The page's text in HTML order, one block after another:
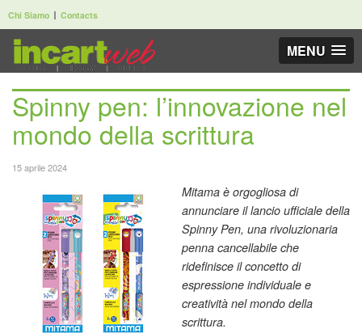
Chi Siamo Contacts
MENU
Spinny pen: l’innovazione nel
mondo della scrittura
15 aprile 2024
Mitama è orgogliosa di
annunciare il lancio ufficiale della
Spinny Pen, una rivoluzionaria
penna cancellabile che
ridefinisce il concetto di
espressione individuale e
creatività nel mondo della
scrittura.